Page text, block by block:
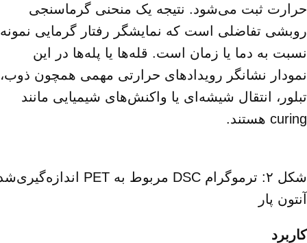
حرارت ثبت می‌شود. نتیجه یک منحنی گرماسنجی
روبشی تفاضلی است که نمایشگر رفتار گرمایی نمونه
نسبت به دما یا زمان است. قله‌ها یا پله‌ها در این
نمودار نشانگر رویدادهای حرارتی مهمی همچون ذوب،
تبلور، انتقال شیشه‌ای یا واکنش‌های شیمیایی مانند
curing هستند.
آنتون پار
کاربرد